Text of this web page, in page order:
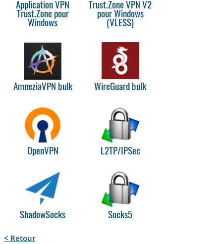
Application VPN
Trust.Zone pour
Windows
Trust.Zone VPN V2
pour Windows
(VLESS)
AmneziaVPN bulk WireGuard bulk
OpenVPN L2TP/IPSec
ShadowSocks Socks5
< Retour